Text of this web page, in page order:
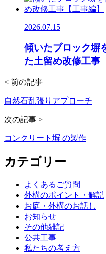
2026.07.15
傾いたブロック塀
た土留め改修工事
< 前の記事
自然石乱張りアプローチ
次の記事 >
コンクリート塀 の製作
カテゴリー
よくあるご質問
外構のポイント・解説
お庭・外構のお話し
お知らせ
その他雑記
公共工事
私たちの考え方